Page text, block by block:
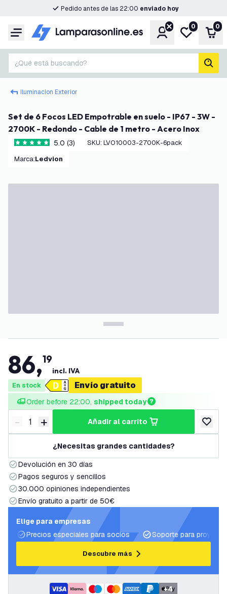
Pedido antes de las 22:00 enviado hoy
Menú CuentaMi lista de
0 0
¿Qué está buscando?
Iluminacion Exterior
Set de 6 Focos LED Empotrable en suelo - IP67 - 3W -
2700K - Redondo - Cable de 1 metro - Acero Inox
5 estrellas de puntuación
5.0 (3) SKU: LVO10003-2700K-6pack
Marca: Ledvion
86,19
incl. IVA
En stock Envío gratuito
Order before 22:00, shipped today
Disminuir cantidad
- Aumentar cantidad
+ añadir al carrito
añadir
¿Necesitas grandes cantidades?
Devolución en 30 días
Pagos seguros y sencillos
30.000 opiniones independientes
Envío gratuito a partir de 50€
Elige para empresas
Precios especiales para socios
Soporte para
Descubre más
+4